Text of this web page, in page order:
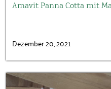
Amavit Panna Cotta mit
Dezember 20, 2021